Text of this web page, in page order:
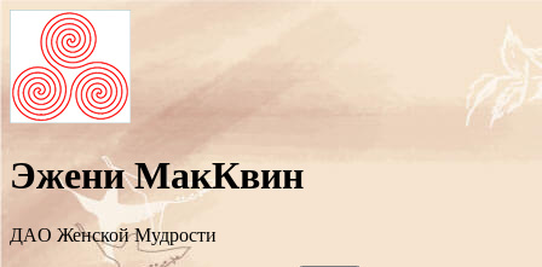
Эжени МакКвин
ДAO Женской Мудрости